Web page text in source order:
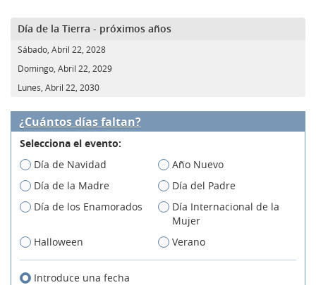
Día de la Tierra - próximos años
Sábado, Abril 22, 2028
Domingo, Abril 22, 2029
Lunes, Abril 22, 2030
¿Cuántos días faltan?
Selecciona el evento:
Día de Navidad
Año Nuevo
Día de la Madre
Día del Padre
Día de los Enamorados
Día Internacional de la
Mujer
Halloween
Verano
Introduce una fecha